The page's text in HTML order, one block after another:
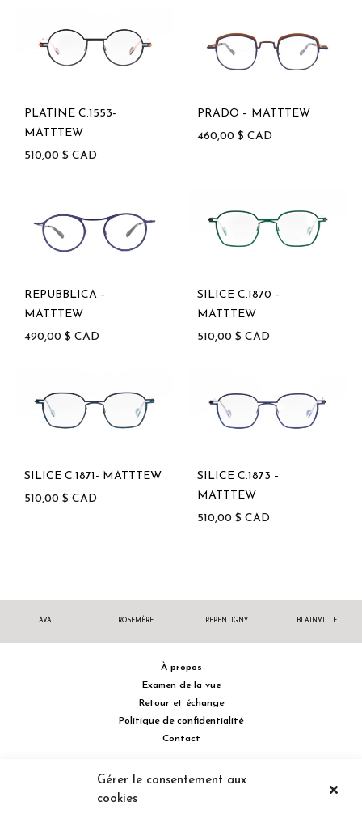
Gérer le consentement aux
cookies
PLATINE C.1553-
MATTTEW
510,00 $ CAD
PRADO – MATTTEW
460,00 $ CAD
REPUBBLICA –
MATTTEW
490,00 $ CAD
SILICE C.1870 –
MATTTEW
510,00 $ CAD
SILICE C.1871- MATTTEW
510,00 $ CAD
SILICE C.1873 –
MATTTEW
510,00 $ CAD
LAVAL ROSEMÈRE REPENTIGNY BLAINVILLE
À propos
Examen de la vue
Retour et échange
Politique de confidentialité
Contact
514 732.0222